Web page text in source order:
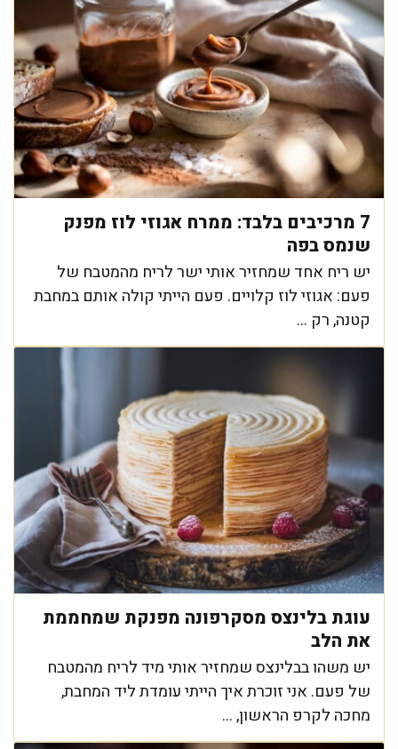
7 מרכיבים בלבד: ממרח אגוזי לוז מפנק
שנמס בפה
יש ריח אחד שמחזיר אותי ישר לריח מהמטבח של
פעם: אגוזי לוז קלויים. פעם הייתי קולה אותם במחבת
קטנה, רק ...
עוגת בלינצס מסקרפונה מפנקת שמחממת
את הלב
יש משהו בבלינצס שמחזיר אותי מיד לריח מהמטבח
של פעם. אני זוכרת איך הייתי עומדת ליד המחבת,
מחכה לקרפ הראשון, ...